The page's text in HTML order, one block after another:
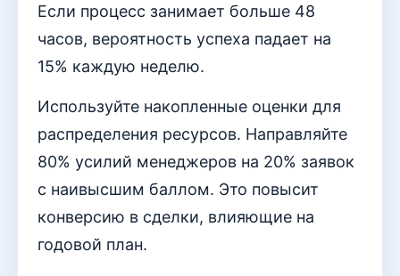
Если процесс занимает больше 48
часов, вероятность успеха падает на
15% каждую неделю.
Используйте накопленные оценки для
распределения ресурсов. Направляйте
80% усилий менеджеров на 20% заявок
с наивысшим баллом. Это повысит
конверсию в сделки, влияющие на
годовой план.